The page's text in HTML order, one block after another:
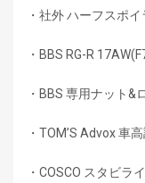
・社外 ハーフスポイ
・BBS RG-R
・BBS 専用ナット&
・TOM’S Advox 車高
・COSCO スタビラ